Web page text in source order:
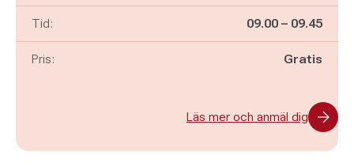
Tid: Pågår mellan
09.00 – och
09.45
Pris: Gratis
Läs mer och anmäl dig